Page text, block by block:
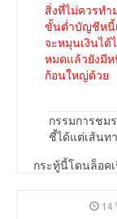
สิ่งที่ไม่ควรทำ
ขั้นต่ำบัญชีหนี้
จะหมุนเงินได้
หมดแล้วยังมีห
ก้อนใหญ่ด้วย
กรรมการชม
ชี้ได้แต่เส้นท
กระทู้นี้โดนล็อค
14